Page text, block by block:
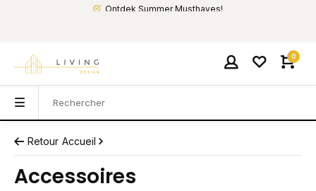
Ontdek Summer Musthaves!
0
Retour Accueil
Accessoires